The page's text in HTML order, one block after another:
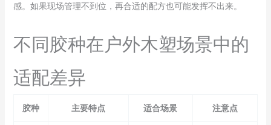
感。如果现场管理不到位，再合适的配方也可能发挥不出来。
不同胶种在户外木塑场景中的
适配差异
胶种 主要特点 适合场景 注意点